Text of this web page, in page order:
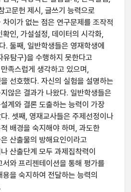
고문헌 제시, 글쓰기 능력으로
이가 없는 점은 연구문제를 조작적
인, 가설설정, 데이터의 시각화,
. 둘째, 일반학생들은 영재학생에
유탐구)을 수행하지 못한다고
족스럽게 생각하고 있으며,
선호했다. 자신의 실험을 설명하는
않은 결과가 나왔다. 일반학생들은
계와 결론 도출하는 능력이 가장
. 셋째, 영재교사들은 주제선정이나
배경을 숙지해야 하며, 과도한
산출물의 방해요인이라고
산출단계 모두 과제집착력이
와 프리젠테이션을 통해 평가를
을 숙지하여 전달하는 능력의